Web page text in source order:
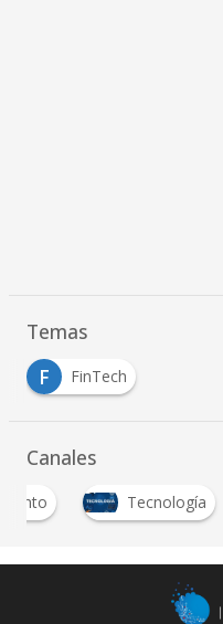
Temas
F
FinTech
Canales
Tecnología